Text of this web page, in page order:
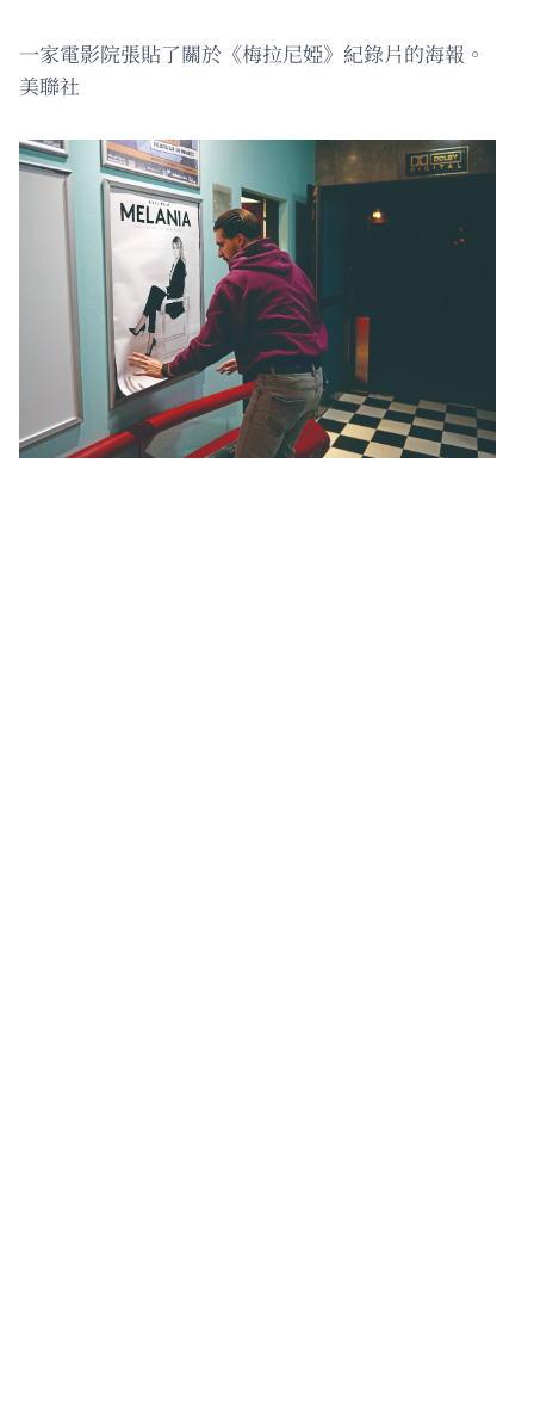
一家電影院張貼了關於《梅拉尼婭》紀錄片的海報。
美聯社